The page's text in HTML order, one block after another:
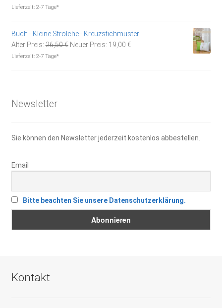
Lieferzeit: 2-7 Tage*
Buch - Kleine Strolche - Kreuzstichmuster
Alter Preis: 26,50€ Ursprünglicher
Neuer Preis: 19,00 €Aktueller
Lieferzeit: 2-7 Tage*
Newsletter
Sie können den Newsletter jederzeit kostenlos abbestellen.
Email
Bitte beachten Sie unsere Datenschutzerklärung.
Kontakt